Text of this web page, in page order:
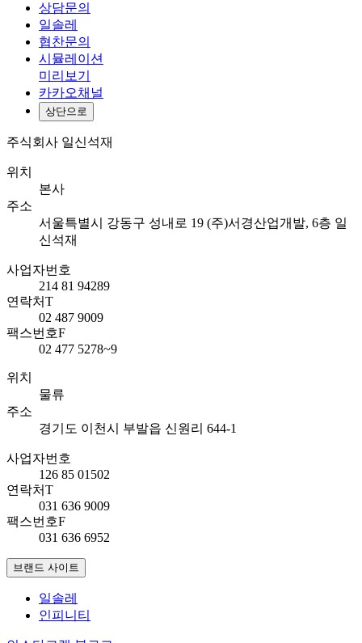
상담문의
일솔레
협찬문의
시뮬레이션
미리보기
카카오채널
상단으로
주식회사 일신석재
위치
본사
주소
서울특별시 강동구 성내로 19 (주)서경산업개발, 6층 일
신석재
사업자번호
214 81 94289
연락처T
02 487 9009
팩스번호F
02 477 5278~9
위치
물류
주소
경기도 이천시 부발읍 신원리 644-1
사업자번호
126 85 01502
연락처T
031 636 9009
팩스번호F
031 636 6952
브랜드 사이트
일솔레
인피니티